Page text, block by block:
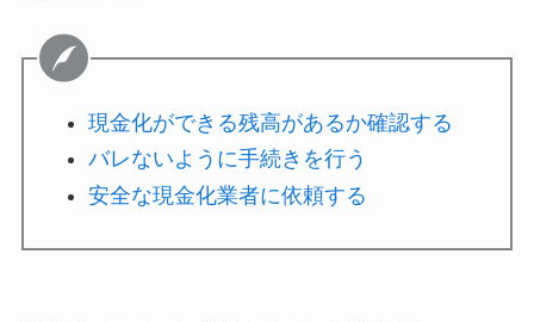
現金化ができる残高があるか確認する
バレないように手続きを行う
安全な現金化業者に依頼する